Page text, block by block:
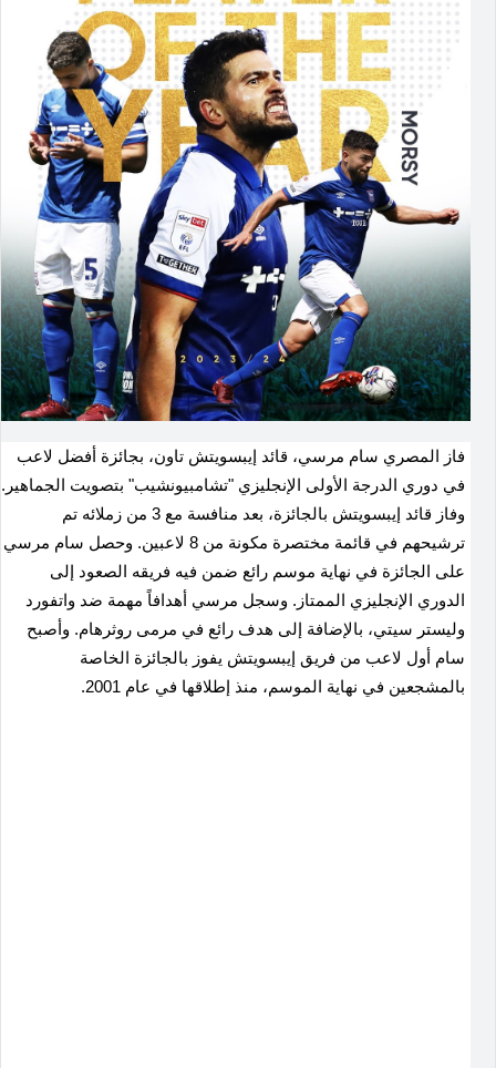
فاز المصري سام مرسي، قائد إيبسويتش تاون، بجائزة أفضل لاعب
في دوري الدرجة الأولى الإنجليزي "تشامبيونشيب" بتصويت الجماهير.
وفاز قائد إيبسويتش بالجائزة، بعد منافسة مع 3 من زملائه تم
ترشيحهم في قائمة مختصرة مكونة من 8 لاعبين. وحصل سام مرسي
على الجائزة في نهاية موسم رائع ضمن فيه فريقه الصعود إلى
الدوري الإنجليزي الممتاز. وسجل مرسي أهدافاً مهمة ضد واتفورد
وليستر سيتي، بالإضافة إلى هدف رائع في مرمى روثرهام. وأصبح
سام أول لاعب من فريق إيبسويتش يفوز بالجائزة الخاصة
بالمشجعين في نهاية الموسم، منذ إطلاقها في عام 2001.